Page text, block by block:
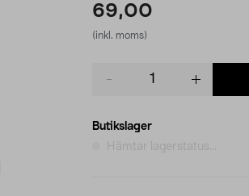
69,00
(inkl. moms)
Butikslager
Hämtar lagerstatus...